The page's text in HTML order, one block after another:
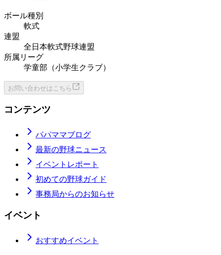
ボール種別
軟式
連盟
全日本軟式野球連盟
所属リーグ
学童部（小学生クラブ）
お問い合わせはこちら
コンテンツ
パパママブログ
最新の野球ニュース
イベントレポート
初めての野球ガイド
事務局からのお知らせ
イベント
おすすめイベント